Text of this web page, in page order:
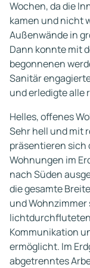
Wochen, da die
kamen und nicht
Außenwände in
Dann konnte mit
begonnenen
Sanitär
und erledigte alle
Helles, offenes
Sehr hell und mit
präsentieren
Wohnungen im
nach Süden
die gesamte
und
Kommunikation
ermöglicht. Im
abgetrenntes